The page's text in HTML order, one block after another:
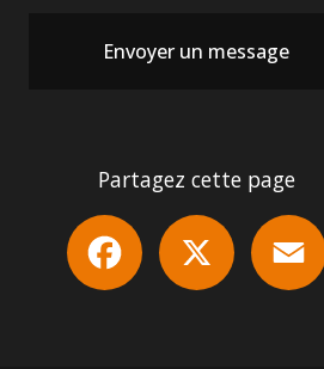
Envoyer un message
Partagez cette page
Facebook